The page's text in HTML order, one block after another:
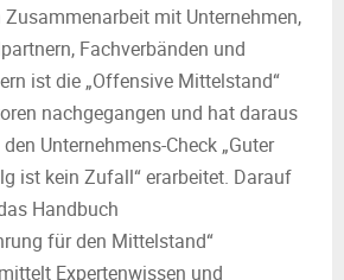
mit Unternehmen,
Fachverbänden und
ist die „Offensive Mittelstand“
nachgegangen und hat daraus
Unternehmens-Check „Guter
ist kein Zufall“ erarbeitet. Darauf
Handbuch
für den Mittelstand“
Expertenwissen und